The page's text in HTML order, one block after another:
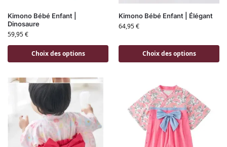
Kimono Bébé Enfant |
Dinosaure
59,95€
Choix des options
Kimono Bébé Enfant | Élégant
64,95€
Choix des options